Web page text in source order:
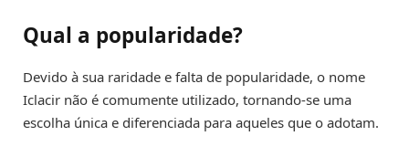
Qual a popularidade?
Devido à sua raridade e falta de popularidade, o nome
Iclacir não é comumente utilizado, tornando-se uma
escolha única e diferenciada para aqueles que o adotam.